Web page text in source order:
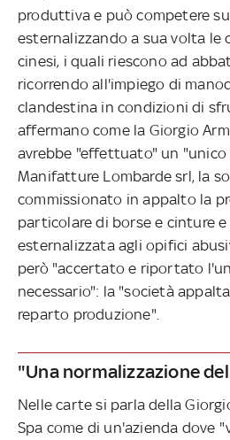
produttiva e può competere
esternalizzando a sua volta le
cinesi, i quali riescono ad
ricorrendo all'impiego di
clandestina in condizioni di
affermano come la Giorgio
avrebbe "effettuato" un
Manifatture Lombarde srl, la
commissionato in appalto la
particolare di borse e cinture
esternalizzata agli opifici
però "accertato e riportato
necessario": la "società
reparto produzione".
"Una normalizzazione
Nelle carte si parla della
Spa come di un'azienda dove